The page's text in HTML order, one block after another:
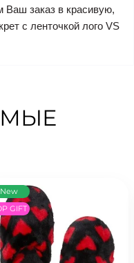
Ваш заказ в красивую,
с ленточкой лого VS
New
GIFT